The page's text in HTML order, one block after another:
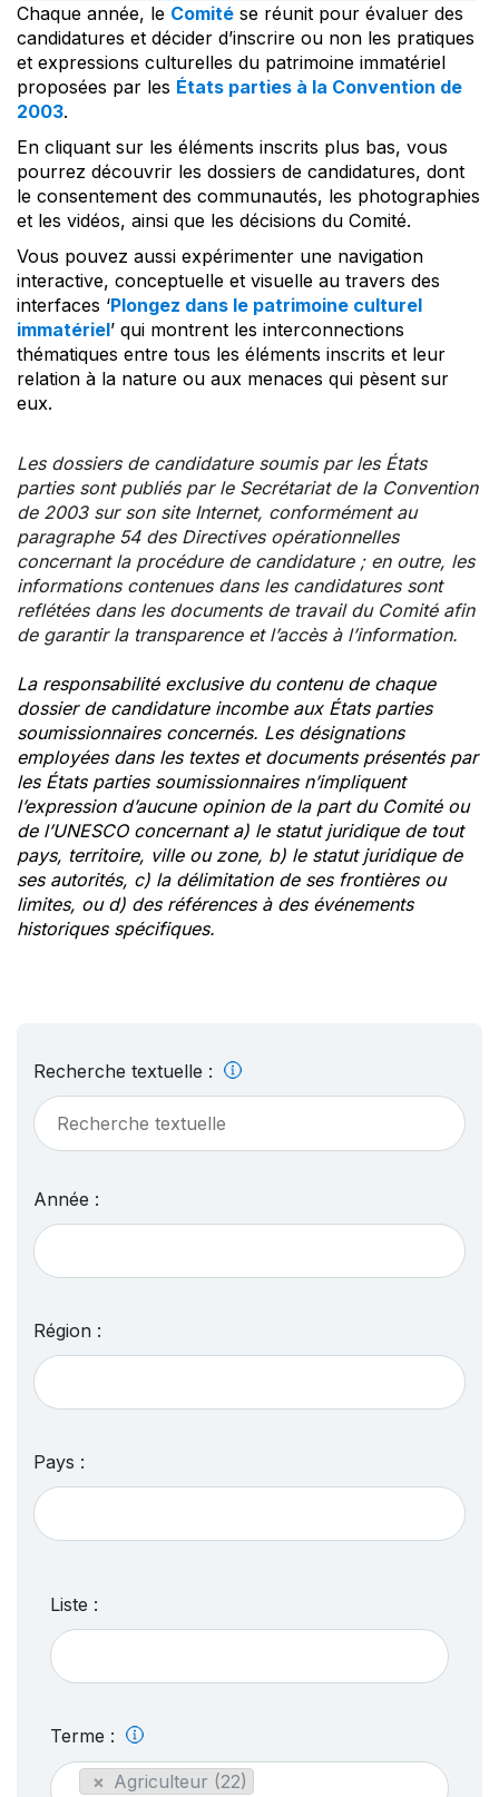
Chaque année, le Comité se réunit pour évaluer des
candidatures et décider d’inscrire ou non les pratiques
et expressions culturelles du patrimoine immatériel
proposées par les États parties à la Convention de
2003.
En cliquant sur les éléments inscrits plus bas, vous
pourrez découvrir les dossiers de candidatures, dont
le consentement des communautés, les photographies
et les vidéos, ainsi que les décisions du Comité.
Vous pouvez aussi expérimenter une navigation
interactive, conceptuelle et visuelle au travers des
interfaces ‘Plongez dans le patrimoine culturel
immatériel’ qui montrent les interconnections
thématiques entre tous les éléments inscrits et leur
relation à la nature ou aux menaces qui pèsent sur
eux.
Les dossiers de candidature soumis par les États
parties sont publiés par le Secrétariat de la Convention
de 2003 sur son site Internet, conformément au
paragraphe 54 des Directives opérationnelles
concernant la procédure de candidature ; en outre, les
informations contenues dans les candidatures sont
reflétées dans les documents de travail du Comité afin
de garantir la transparence et l’accès à l’information.
La responsabilité exclusive du contenu de chaque
dossier de candidature incombe aux États parties
soumissionnaires concernés. Les désignations
employées dans les textes et documents présentés par
les États parties soumissionnaires n’impliquent
l’expression d’aucune opinion de la part du Comité ou
de l’UNESCO concernant a) le statut juridique de tout
pays, territoire, ville ou zone, b) le statut juridique de
ses autorités, c) la délimitation de ses frontières ou
limites, ou d) des références à des événements
historiques spécifiques.
Recherche textuelle :
Année :
Région :
Pays :
Liste :
Terme :
× Agriculteur (22)